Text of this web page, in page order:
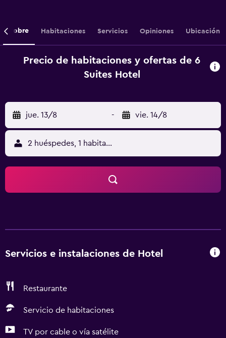
Sobre Habitaciones Servicios Opiniones Ubicación
Precio de habitaciones y ofertas de 6
Suites Hotel
jue. 13/8 - vie. 14/8
2 huéspedes, 1 habitación
Servicios e instalaciones de Hotel
Restaurante
Servicio de habitaciones
TV por cable o vía satélite